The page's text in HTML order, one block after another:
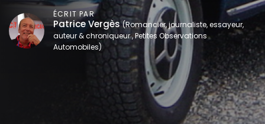
ÉCRIT PAR
Patrice Vergès (Romancier, journaliste, essayeur,
auteur & chroniqueur , Petites Observations
Automobiles)